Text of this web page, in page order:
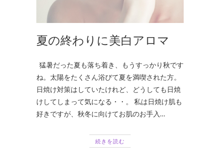
夏の終わりに美白アロマ
猛暑だった夏も落ち着き、もうすっかり秋です
ね。太陽をたくさん浴びて夏を満喫された方。
日焼け対策はしていたけれど、どうしても日焼
けしてしまって気になる・・。 私は日焼け肌も
好きですが、秋冬に向けてお肌のお手入…
続きを読む